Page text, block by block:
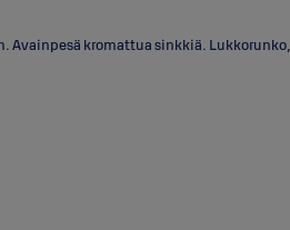
Avainpesä kromattua sinkkiä.